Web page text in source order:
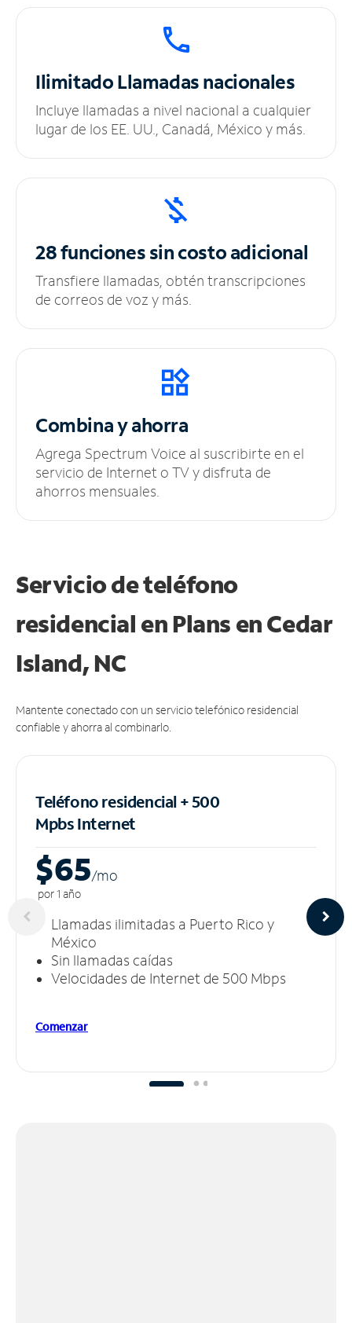
IlimitadoLlamadas nacionales
Incluye llamadas a nivel nacional a cualquier
lugar de los EE. UU., Canadá, México y más.
28 funciones sincosto adicional
Transfiere llamadas, obtén transcripciones
de correos de voz y más.
Combina y ahorra
Agrega Spectrum Voice al suscribirte en el
servicio de Internet o TV y disfruta de
ahorros mensuales.
Servicio de teléfono
residencial en Plans en Cedar
Island, NC
Mantente conectado con un servicio telefónico residencial
confiable y ahorra al combinarlo.
Teléfono residencial + 500
MpbsInternet
$65/mo
por 1 año
Llamadas ilimitadas a Puerto Rico y
México
Sin llamadas caídas
Velocidades de Internet de 500 Mbps
Comenzar